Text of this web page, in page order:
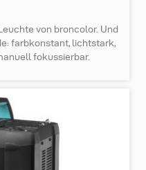
von broncolor. Und
farbkonstant, lichtstark,
fokussierbar.